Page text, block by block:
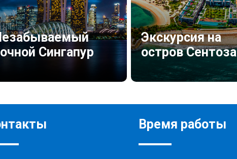
Сингапур
Экскурсия на
остров Сентоза
Время работы